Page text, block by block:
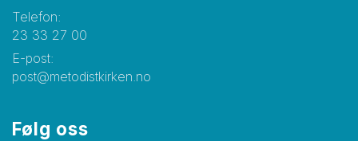
Telefon:
23 33 27 00
E-post:
post@metodistkirken.no
Følg oss